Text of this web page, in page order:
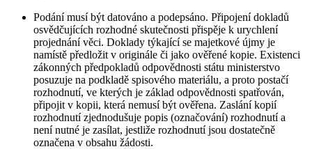
Podání musí být datováno a podepsáno. Připojení dokladů
osvědčujících rozhodné skutečnosti přispěje k urychlení
projednání věci. Doklady týkající se majetkové újmy je
namístě předložit v originále či jako ověřené kopie. Existenci
zákonných předpokladů odpovědnosti státu ministerstvo
posuzuje na podkladě spisového materiálu, a proto postačí
rozhodnutí, ve kterých je základ odpovědnosti spatřován,
připojit v kopii, která nemusí být ověřena. Zaslání kopií
rozhodnutí zjednodušuje popis (označování) rozhodnutí a
není nutné je zasílat, jestliže rozhodnutí jsou dostatečně
označena v obsahu žádosti.